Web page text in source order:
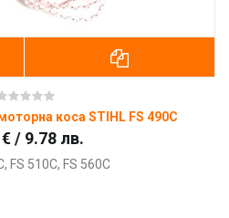
коса STIHL FS 490C
/ 9.78 лв.
FS 510C, FS 560C